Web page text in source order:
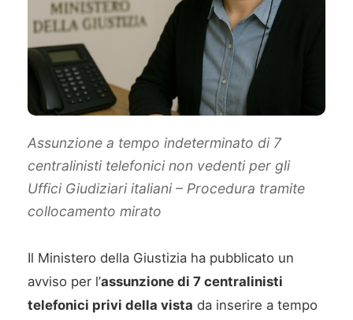
Assunzione a tempo indeterminato di 7
centralinisti telefonici non vedenti per gli
Uffici Giudiziari italiani – Procedura tramite
collocamento mirato
Il Ministero della Giustizia ha pubblicato un
avviso per l’assunzione di 7 centralinisti
telefonici privi della vista da inserire a tempo